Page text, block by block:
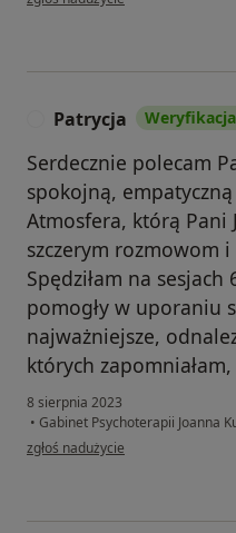
Patrycja
Serdecznie polecam
spokojną,
Atmosfera, którą Pani
szczerym rozmowom
Spędziłam na
pomogły w uporaniu
najważniejsze,
których
8 sierpnia 2023
• Gabinet Psychoterapii Joanna
w opinii użytkownika Patrycja
zgłoś nadużycie